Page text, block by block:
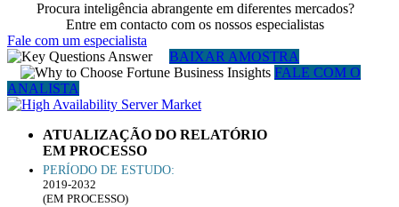
Procura inteligência abrangente em diferentes mercados?
Entre em contacto com os nossos especialistas
Fale com um especialista
BAIXAR AMOSTRA
FALE COM O
ANALISTA
ATUALIZAÇÃO DO RELATÓRIO
EM PROCESSO
PERÍODO DE ESTUDO:
2019-2032
(EM PROCESSO)